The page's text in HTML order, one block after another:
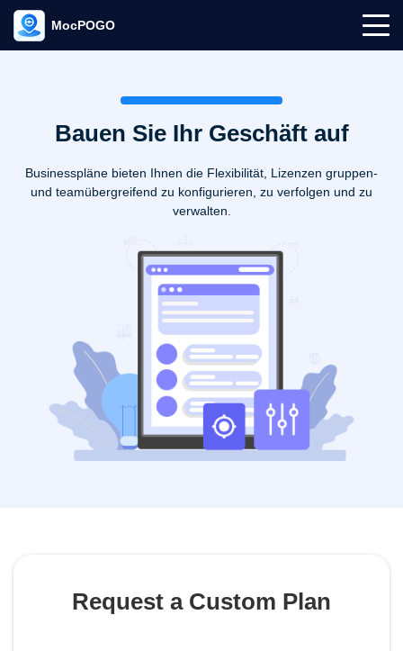
MocPOGO
Bauen Sie Ihr Geschäft auf
Businesspläne bieten Ihnen die Flexibilität, Lizenzen gruppen-
und teamübergreifend zu konfigurieren, zu verfolgen und zu
verwalten.
Request a Custom Plan